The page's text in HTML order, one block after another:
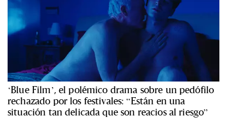
‘Blue Film’, el polémico drama sobre un pedófilo
rechazado por los festivales: “Están en una
situación tan delicada que son reacios al riesgo”